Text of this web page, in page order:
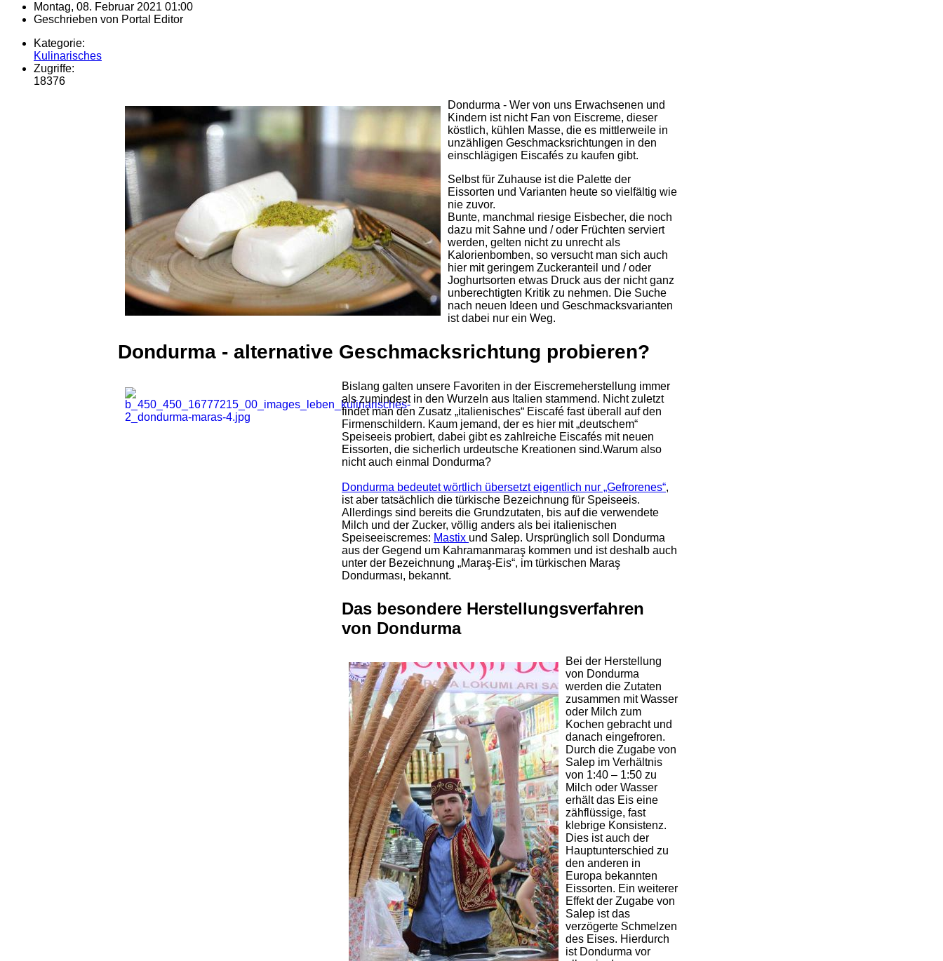
Montag, 08. Februar 2021 01:00
Geschrieben von Portal Editor
Kategorie:
Kulinarisches
Zugriffe:
18376
Dondurma - Wer von uns Erwachsenen und
Kindern ist nicht Fan von Eiscreme, dieser
köstlich, kühlen Masse, die es mittlerweile in
unzähligen Geschmacksrichtungen in den
einschlägigen Eiscafés zu kaufen gibt.
Selbst für Zuhause ist die Palette der
Eissorten und Varianten heute so vielfältig wie
nie zuvor.
Bunte, manchmal riesige Eisbecher, die noch
dazu mit Sahne und / oder Früchten serviert
werden, gelten nicht zu unrecht als
Kalorienbomben, so versucht man sich auch
hier mit geringem Zuckeranteil und / oder
Joghurtsorten etwas Druck aus der nicht ganz
unberechtigten Kritik zu nehmen. Die Suche
nach neuen Ideen und Geschmacksvarianten
ist dabei nur ein Weg.
Dondurma - alternative Geschmacksrichtung probieren?
Bislang galten unsere Favoriten in der Eiscremeherstellung immer
als zumindest in den Wurzeln aus Italien stammend. Nicht zuletzt
findet man den Zusatz „italienisches“ Eiscafé fast überall auf den
Firmenschildern. Kaum jemand, der es hier mit „deutschem“
Speiseeis probiert, dabei gibt es zahlreiche Eiscafés mit neuen
Eissorten, die sicherlich urdeutsche Kreationen sind.Warum also
nicht auch einmal Dondurma?
Dondurma bedeutet wörtlich übersetzt eigentlich nur „Gefrorenes“,
ist aber tatsächlich die türkische Bezeichnung für Speiseeis.
Allerdings sind bereits die Grundzutaten, bis auf die verwendete
Milch und der Zucker, völlig anders als bei italienischen
Speiseeiscremes: Mastix und Salep. Ursprünglich soll Dondurma
aus der Gegend um Kahramanmaraş kommen und ist deshalb auch
unter der Bezeichnung „Maraş-Eis“, im türkischen Maraş
Dondurması, bekannt.
Das besondere Herstellungsverfahren
von Dondurma
Bei der Herstellung
von Dondurma
werden die Zutaten
zusammen mit Wasser
oder Milch zum
Kochen gebracht und
danach eingefroren.
Durch die Zugabe von
Salep im Verhältnis
von 1:40 – 1:50 zu
Milch oder Wasser
erhält das Eis eine
zähflüssige, fast
klebrige Konsistenz.
Dies ist auch der
Hauptunterschied zu
den anderen in
Europa bekannten
Eissorten. Ein weiterer
Effekt der Zugabe von
Salep ist das
verzögerte Schmelzen
des Eises. Hierdurch
ist Dondurma vor